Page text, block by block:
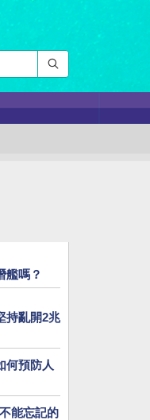
艦嗎？
持亂開2兆
何預防人
能忘記的